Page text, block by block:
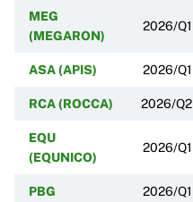
MEG
(MEGARON)
2026/Q1
ASA (APIS) 2026/Q1
RCA (ROCCA) 2026/Q2
EQU
(EQUNICO)
2026/Q1
PBG 2026/Q1